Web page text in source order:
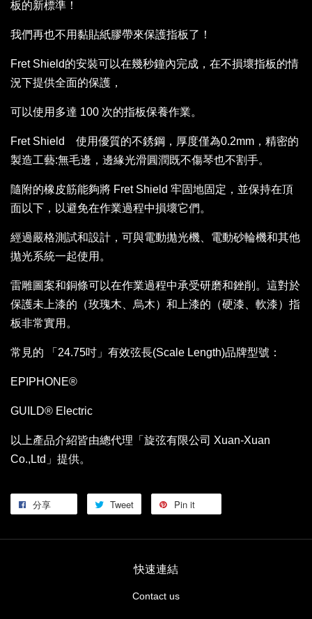
板的新標準！
我們再也不用黏貼紙膠帶來保護指板了！
Fret Shield的安裝可以在幾秒鐘內完成，在不損壞指板的情
況下提供全面的保護，
可以使用多達 100 次的指板保養作業。
Fret Shield 使用優質的不銹鋼，厚度僅為0.2mm，精密的
製造工藝:無毛邊，邊緣光滑圓潤既不傷琴也不割手。
隨附的橡皮筋能夠將 Fret Shield 牢固地固定，並保持在頂
面以下，以避免在作業過程中損壞它們。
經過嚴格測試和設計，可與電動拋光機、電動砂輪機和其他
拋光系統一起使用。
雷雕圖案和銅條可以在作業過程中承受研磨和銼削。這對於
保護未上漆的（玫瑰木、烏木）和上漆的（硬漆、軟漆）指
板非常實用。
常見的 「24.75吋」有效弦長(Scale Length)品牌型號：
EPIPHONE®
GUILD® Electric
以上產品介紹皆由總代理「旋弦有限公司 Xuan-Xuan
Co.,Ltd」提供。
分享 Tweet Pin it
快速連結
Contact us